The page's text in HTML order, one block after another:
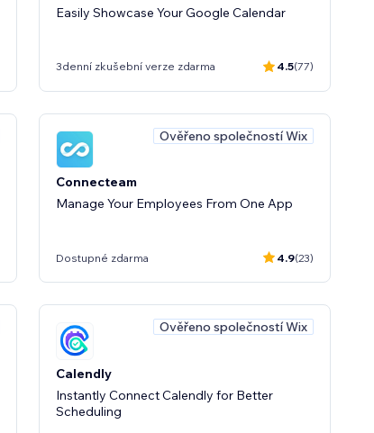
Easily Showcase Your Google Calendar
3denní zkušební verze zdarma 4.5(77)
Ověřeno společností Wix
Connecteam
Manage Your Employees From One App
Dostupné zdarma 4.9(23)
Ověřeno společností Wix
Calendly
Instantly Connect Calendly for Better
Scheduling